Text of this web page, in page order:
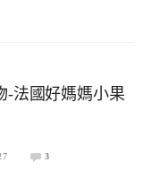
-法國好媽媽小果
3